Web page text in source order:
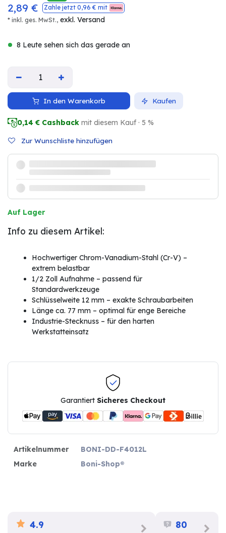
2,89 € Zahle jetzt 0,96 € mit
* inkl. ges. MwSt., exkl. Versand
8 Leute sehen sich das gerade an
In den Warenkorb Kaufen
0,14 € Cashback mit diesem Kauf · 5 %
Zur Wunschliste hinzufügen
Auf Lager
Info zu diesem Artikel:
Hochwertiger Chrom-Vanadium-Stahl (Cr-V) –
extrem belastbar
1/2 Zoll Aufnahme – passend für
Standardwerkzeuge
Schlüsselweite 12 mm – exakte Schraubarbeiten
Länge ca. 77 mm – optimal für enge Bereiche
Industrie-Stecknuss – für den harten
Werkstatteinsatz
Garantiert Sicheres Checkout
Artikelnummer
BONI-DD-F4012L
Marke
Boni-Shop®
4.9 80